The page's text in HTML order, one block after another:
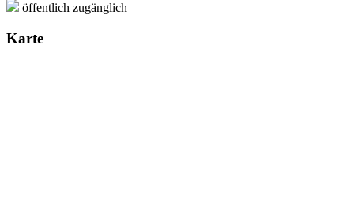
öffentlich zugänglich
Karte